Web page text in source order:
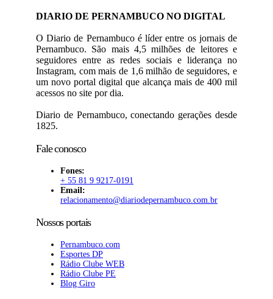
DIARIO DE PERNAMBUCO NO DIGITAL
O Diario de Pernambuco é líder entre os jornais de
Pernambuco. São mais 4,5 milhões de leitores e
seguidores entre as redes sociais e liderança no
Instagram, com mais de 1,6 milhão de seguidores, e
um novo portal digital que alcança mais de 400 mil
acessos no site por dia.
Diario de Pernambuco, conectando gerações desde
1825.
Fale conosco
Fones:
+ 55 81 9 9217-0191
Email:
relacionamento@diariodepernambuco.com.br
Nossos portais
Pernambuco.com
Esportes DP
Rádio Clube WEB
Rádio Clube PE
Blog Giro